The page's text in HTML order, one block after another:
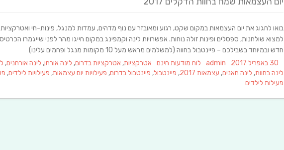
בואו לחגוג את יום העצמאות במקום שקט, רגוע ומאובזר עם נוף מדהים, עמדות למנגל, פינות-חי
חדש ובמיוחד בשבילכם – פיינטבול בחווה (למשלמים מראש מעל 10 מקומות מנגל ופחמים עלינו)
Posted
on
30 באפריל 2017 Author
admin
Categories
לוח מודעות חינם Tags
אטרקציות, אטרקציות בדרום, לינה אורחן, לינה אורחנים,
לינה בחוות, לינה חאנים, עצמאות 2017 , פיינטבול, פיינטבול בדרום, פעילויות יום עצמאות, פעילויות לילדים,
פעילות לילדים